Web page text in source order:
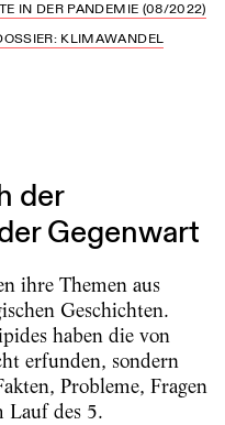
IN DER PANDEMIE (08/2022)
KLIMAWANDEL
der
Gegenwart
ihre Themen aus
Geschichten.
haben die von
erfunden, sondern
Probleme, Fragen
des 5.